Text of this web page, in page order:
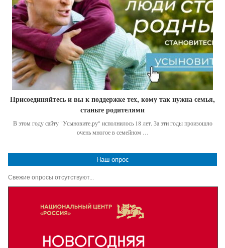
Присоединяйтесь и вы к поддержке тех, кому так нужна семья,
станьте родителями
В этом году сайту "Усыновите.ру" исполнилось 18 лет. За эти годы произошло
очень многое в семейном …
Наш опрос
Свежие опросы отсутствуют...